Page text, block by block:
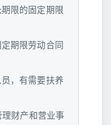
期限的固定期限
定期限劳动合同
员，有需要扶养
财产和营业事